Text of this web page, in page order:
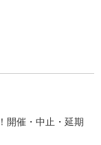
開催・中止・延期